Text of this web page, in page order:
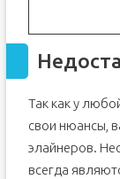
Так как у
свои нюансы,
элайнеров.
всегда